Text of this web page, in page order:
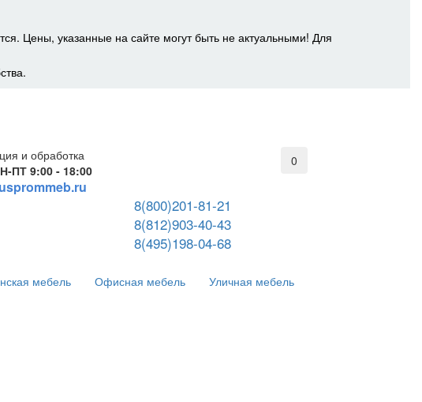
Цены, указанные на сайте могут быть не актуальными! Для
и обработка
ПТ 9:00 - 18:00
8(800)201-81-21
8(812)903-40-43
8(495)198-04-68
0
мебель Офисная мебель Уличная мебель